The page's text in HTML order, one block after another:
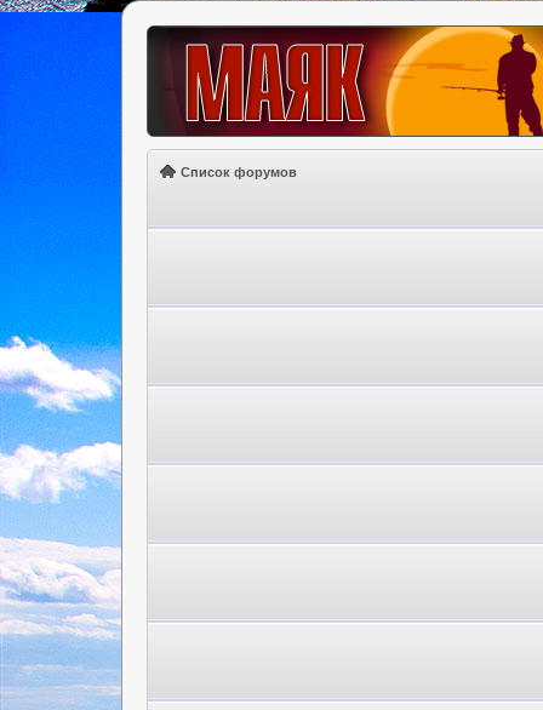
Список форумов